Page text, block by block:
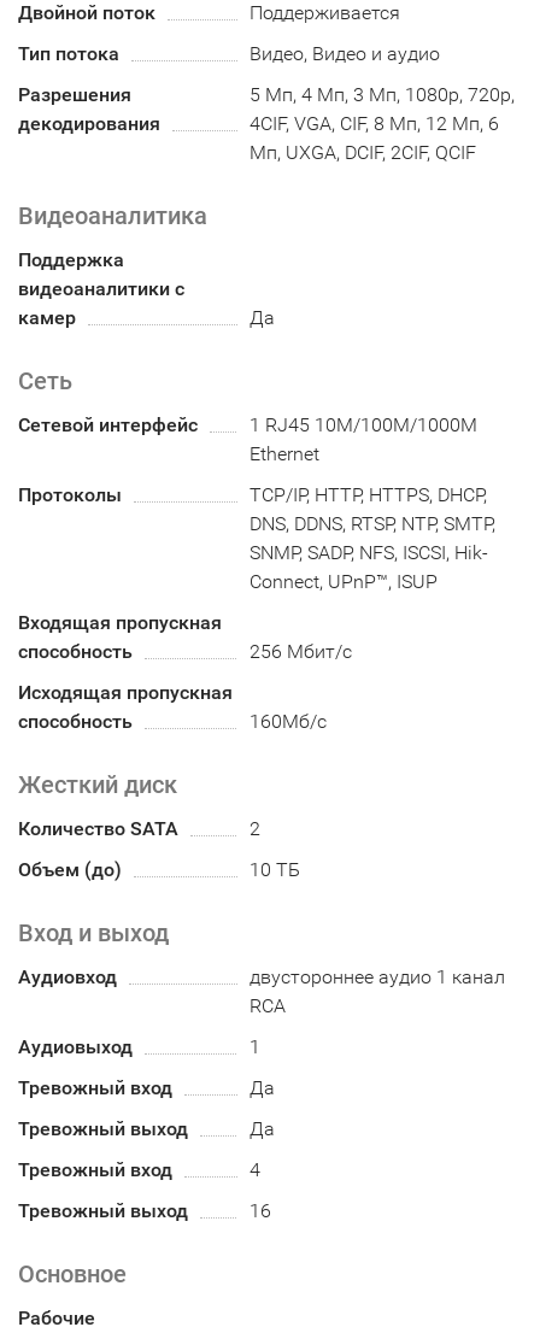
Двойной поток
Поддерживается
Тип потока
Видео, Видео и аудио
Разрешения
декодирования
5 Мп, 4 Мп, 3 Мп, 1080p, 720p,
4CIF, VGA, CIF, 8 Мп, 12 Мп, 6
Мп, UXGA, DCIF, 2CIF, QCIF
Видеоаналитика
Поддержка
видеоаналитики с
камер
Да
Сеть
Сетевой интерфейс
1 RJ45 10M/100M/1000M
Ethernet
Протоколы
TCP/IP, HTTP, HTTPS, DHCP,
DNS, DDNS, RTSP, NTP, SMTP,
SNMP, SADP, NFS, ISCSI, Hik-
Connect, UPnP™, ISUP
Входящая пропускная
способность
256 Мбит/с
Исходящая пропускная
способность
160Мб/с
Жесткий диск
Количество SATA
2
Объем (до)
10 ТБ
Вход и выход
Аудиовход
двустороннее аудио 1 канал
RCA
Аудиовыход
1
Тревожный вход
Да
Тревожный выход
Да
Тревожный вход
4
Тревожный выход
16
Основное
Рабочие